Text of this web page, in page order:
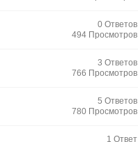
0 Ответов
494 Просмотров
3 Ответов
766 Просмотров
5 Ответов
780 Просмотров
1 Ответ